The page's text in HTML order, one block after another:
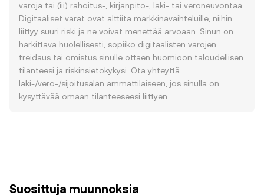
varoja tai (iii) rahoitus-, kirjanpito-, laki- tai veroneuvontaa.
Digitaaliset varat ovat alttiita markkinavaihteluille, niihin
liittyy suuri riski ja ne voivat menettää arvoaan. Sinun on
harkittava huolellisesti, sopiiko digitaalisten varojen
treidaus tai omistus sinulle ottaen huomioon taloudellisen
tilanteesi ja riskinsietokykysi. Ota yhteyttä
laki-/vero-/sijoitusalan ammattilaiseen, jos sinulla on
kysyttävää omaan tilanteeseesi liittyen.
Suosittuja muunnoksia